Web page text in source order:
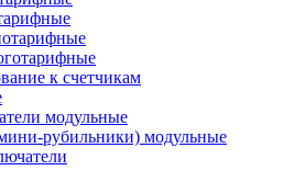
к счетчикам
модульные
рубильники) модульные